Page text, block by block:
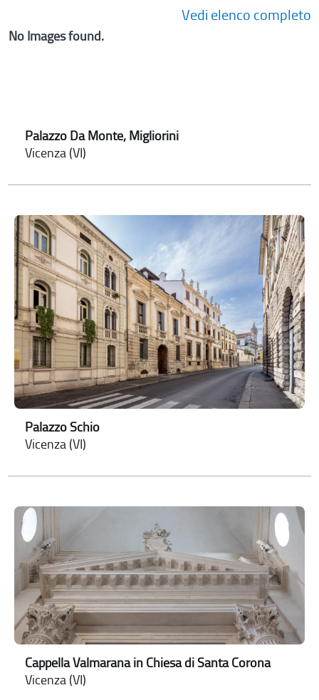
Vedi elenco completo
No Images found.
Palazzo Da Monte, Migliorini
Vicenza (VI)
Palazzo Schio
Vicenza (VI)
Cappella Valmarana in Chiesa di Santa Corona
Vicenza (VI)